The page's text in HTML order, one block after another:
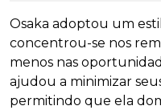
Osaka adoptou um
concentrou-se nos
menos nas
ajudou a minimizar
permitindo que ela